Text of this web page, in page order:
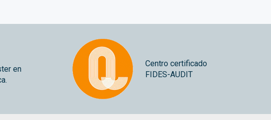
en
Centro certificado
FIDES-AUDIT